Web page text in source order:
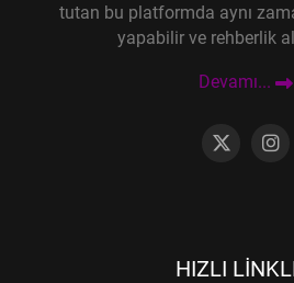
tutan bu platformda aynı
yapabilir ve rehberlik
Devamı...
HIZLI